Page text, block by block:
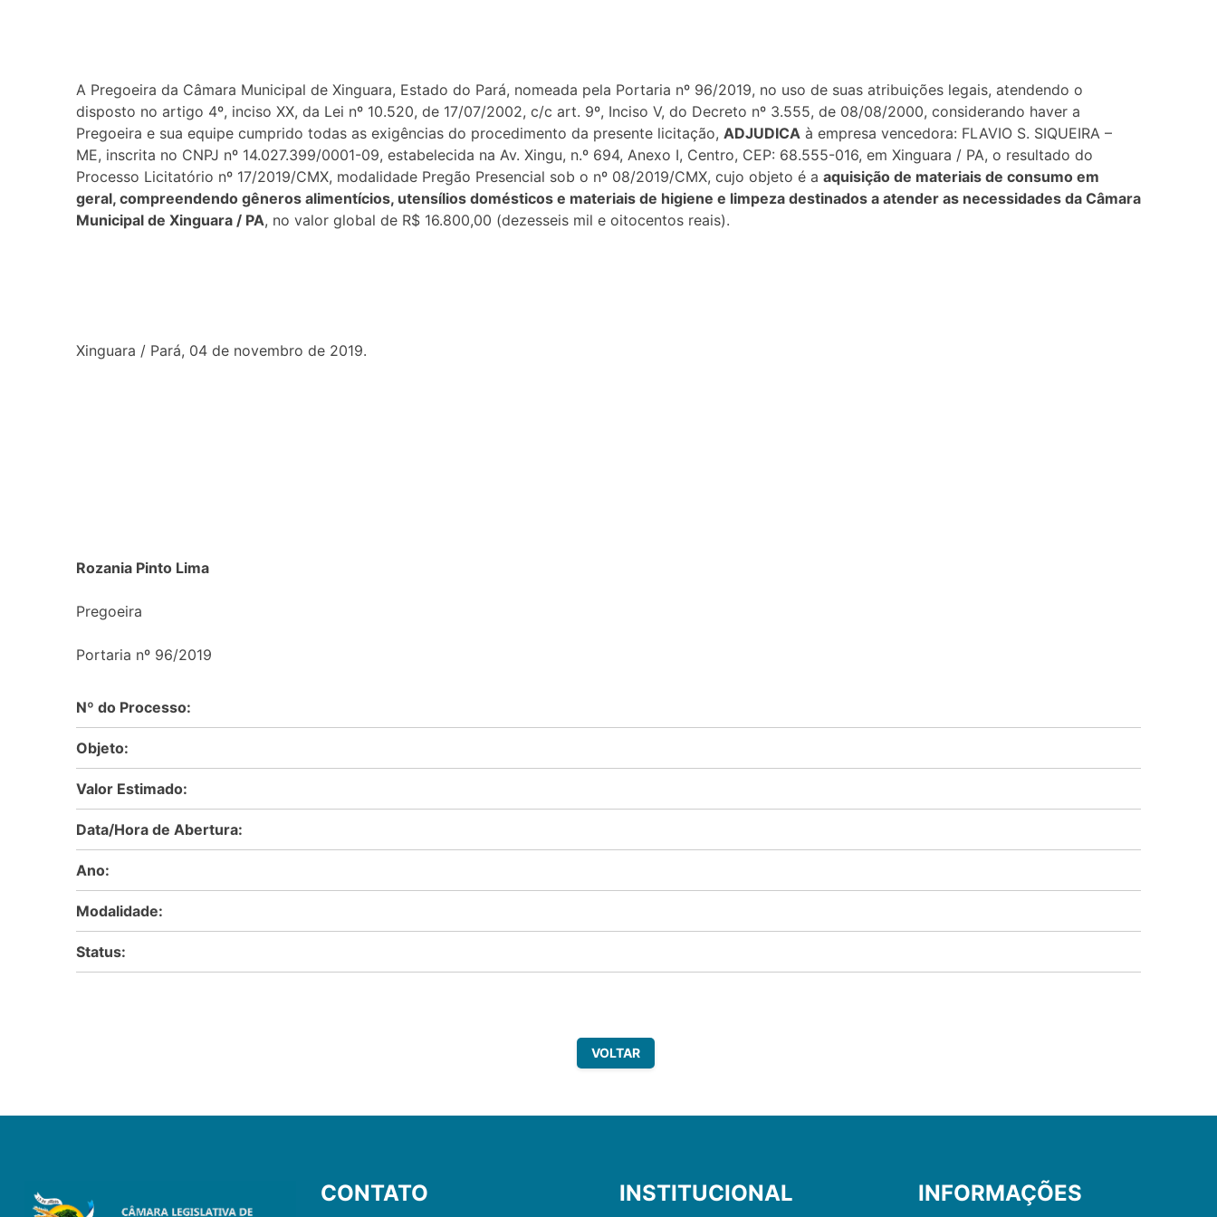
A Pregoeira da Câmara Municipal de Xinguara, Estado do Pará, nomeada pela Portaria nº 96/2019, no uso de suas atribuições legais, atendendo o
disposto no artigo 4º, inciso XX, da Lei nº 10.520, de 17/07/2002, c/c art. 9º, Inciso V, do Decreto nº 3.555, de 08/08/2000, considerando haver a
Pregoeira e sua equipe cumprido todas as exigências do procedimento da presente licitação, ADJUDICA à empresa vencedora: FLAVIO S. SIQUEIRA –
ME, inscrita no CNPJ nº 14.027.399/0001-09, estabelecida na Av. Xingu, n.º 694, Anexo I, Centro, CEP: 68.555-016, em Xinguara / PA, o resultado do
Processo Licitatório nº 17/2019/CMX, modalidade Pregão Presencial sob o nº 08/2019/CMX, cujo objeto é a aquisição de materiais de consumo em
geral, compreendendo gêneros alimentícios, utensílios domésticos e materiais de higiene e limpeza destinados a atender as necessidades da Câmara
Municipal de Xinguara / PA, no valor global de R$ 16.800,00 (dezesseis mil e oitocentos reais).
Xinguara / Pará, 04 de novembro de 2019.
Rozania Pinto Lima
Pregoeira
Portaria nº 96/2019
Nº do Processo:
Objeto:
Valor Estimado:
Data/Hora de Abertura:
Ano:
Modalidade:
Status:
VOLTAR
CONTATO INSTITUCIONAL INFORMAÇÕES